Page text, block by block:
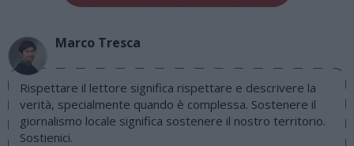
Marco Tresca
Rispettare il lettore significa rispettare e descrivere la
verità, specialmente quando è complessa. Sostenere il
giornalismo locale significa sostenere il nostro territorio.
Sostienici.